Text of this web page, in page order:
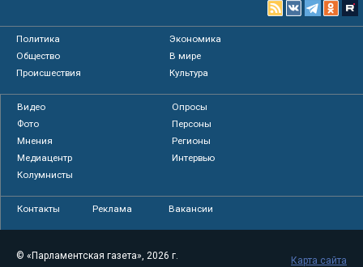
Политика
Экономика
Общество
В мире
Происшествия
Культура
Видео
Опросы
Фото
Персоны
Мнения
Регионы
Медиацентр
Интервью
Колумнисты
Контакты Реклама Вакансии
© «Парламентская газета», 2026 г.
Карта сайта